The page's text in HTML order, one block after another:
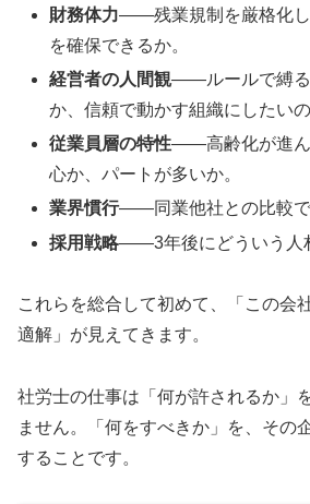
財務体力——残業規制を厳格化し
を確保できるか。
経営者の人間観——ルールで縛る
か、信頼で動かす組織にしたいの
従業員層の特性——高齢化が進ん
心か、パートが多いか。
業界慣行——同業他社との比較で
採用戦略——3年後にどういう人
これらを総合して初めて、「この会
適解」が見えてきます。
社労士の仕事は「何が許されるか」
ません。「何をすべきか」を、その
することです。